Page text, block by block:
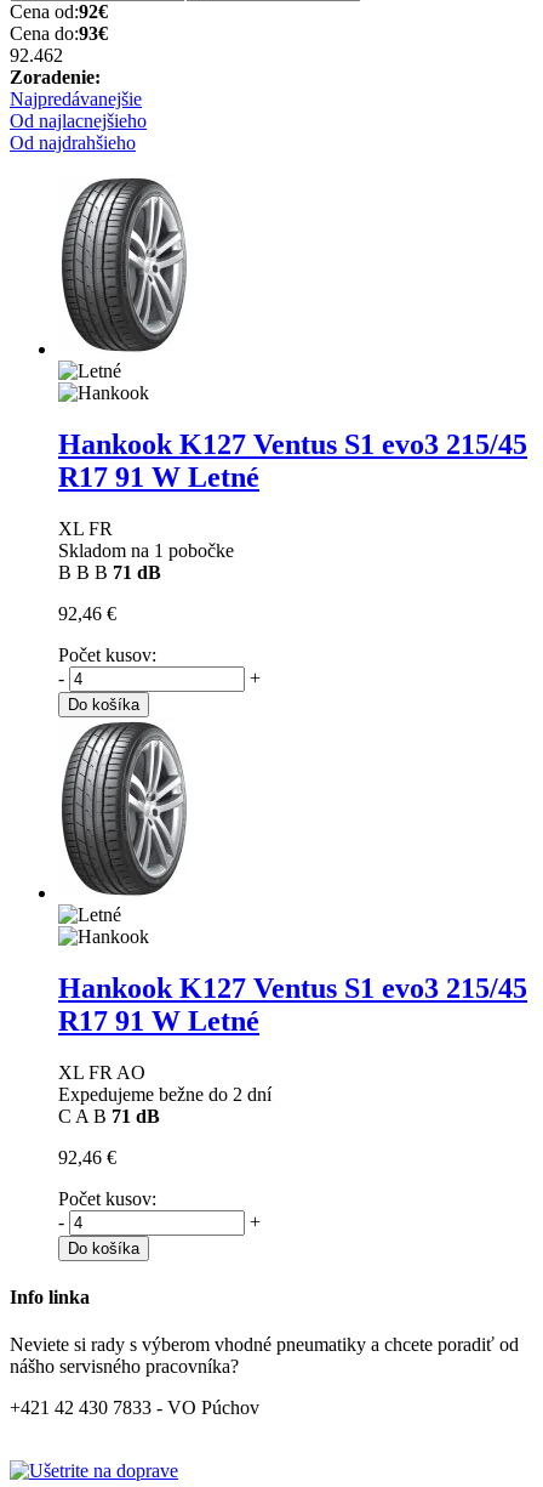
Cena od:92€
Cena do:93€
92.462
Zoradenie:
Najpredávanejšie
Od najlacnejšieho
Od najdrahšieho
Hankook K127 Ventus S1 evo3 215/45
R17 91 W Letné
XL FR
Skladom na 1 pobočke
B B B 71 dB
92,46 €
Počet kusov:
-
+
Do košíka
Hankook K127 Ventus S1 evo3 215/45
R17 91 W Letné
XL FR AO
Expedujeme bežne do 2 dní
C A B 71 dB
92,46 €
Počet kusov:
-
+
Do košíka
Info linka
Neviete si rady s výberom vhodné pneumatiky a chcete poradiť od
nášho servisného pracovníka?
+421 42 430 7833 - VO Púchov